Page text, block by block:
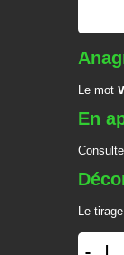
Le mot
En
Le